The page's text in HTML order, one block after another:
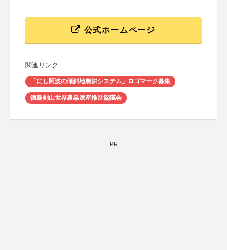
公式ホームページ
関連リンク
「にし阿波の傾斜地農耕システム」ロゴマーク募集
徳島剣山世界農業遺産推進協議会
PR